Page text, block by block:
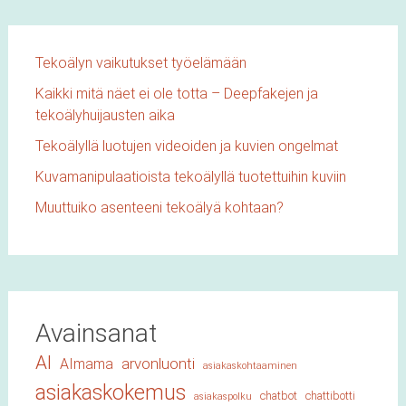
Tekoälyn vaikutukset työelämään
Kaikki mitä näet ei ole totta – Deepfakejen ja
tekoälyhuijausten aika
Tekoälyllä luotujen videoiden ja kuvien ongelmat
Kuvamanipulaatioista tekoälyllä tuotettuihin kuviin
Muuttuiko asenteeni tekoälyä kohtaan?
Avainsanat
AI AImama arvonluonti asiakaskohtaaminen
asiakaskokemus asiakaspolku chatbot chattibotti